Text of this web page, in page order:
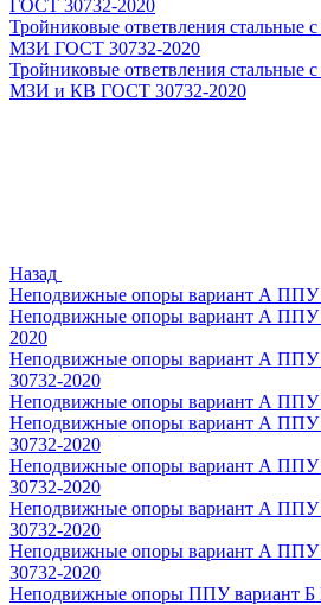
ГОСТ 30732-2020
Тройниковые ответвления
МЗИ ГОСТ 30732-2020
Тройниковые ответвления
МЗИ и КВ ГОСТ 30732-2020
Назад
Неподвижные опоры вариант А
Неподвижные опоры вариант А
2020
Неподвижные опоры вариант А
30732-2020
Неподвижные опоры вариант А
Неподвижные опоры вариант А
30732-2020
Неподвижные опоры вариант А
30732-2020
Неподвижные опоры вариант А
30732-2020
Неподвижные опоры вариант А
30732-2020
Неподвижные опоры ППУ вариант Б